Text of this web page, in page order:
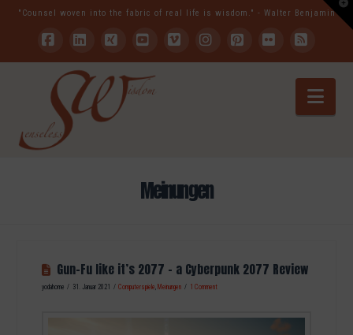
"Counsel woven into the fabric of real life is wisdom." - Walter Benjamin
FacebookLinkedIn
XING YouTubeVimeoInstagramPinterest
FlickrRSS
Meinungen
Gun-Fu like it’s 2077 – a Cyberpunk 2077 Review
yodahome 31. Januar 2021 Computerspiele, Meinungen 1 Comment